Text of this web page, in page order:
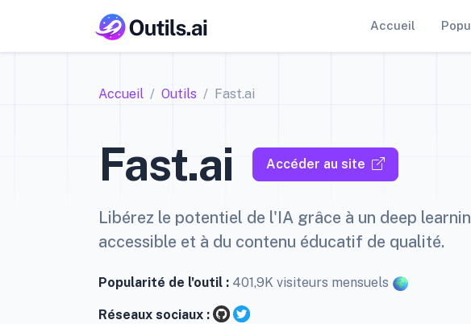
Accueil
Accueil Outils Fast.ai
Fast.ai Accéder au site
Libérez le potentiel de l'IA grâce à un deep
accessible et à du contenu éducatif de qualité.
Popularité de l'outil : 401,9K visiteurs mensuels
Réseaux sociaux :